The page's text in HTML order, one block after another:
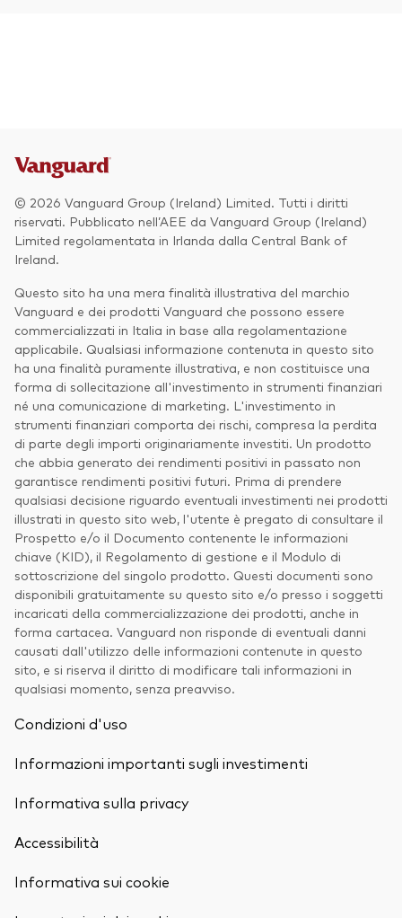
© 2026 Vanguard Group (Ireland) Limited. Tutti i diritti
riservati. Pubblicato nell’AEE da Vanguard Group (Ireland)
Limited regolamentata in Irlanda dalla Central Bank of
Ireland.
Questo sito ha una mera finalità illustrativa del marchio
Vanguard e dei prodotti Vanguard che possono essere
commercializzati in Italia in base alla regolamentazione
applicabile. Qualsiasi informazione contenuta in questo sito
ha una finalità puramente illustrativa, e non costituisce una
forma di sollecitazione all'investimento in strumenti finanziari
né una comunicazione di marketing. L'investimento in
strumenti finanziari comporta dei rischi, compresa la perdita
di parte degli importi originariamente investiti. Un prodotto
che abbia generato dei rendimenti positivi in passato non
garantisce rendimenti positivi futuri. Prima di prendere
qualsiasi decisione riguardo eventuali investimenti nei prodotti
illustrati in questo sito web, l'utente è pregato di consultare il
Prospetto e/o il Documento contenente le informazioni
chiave (KID), il Regolamento di gestione e il Modulo di
sottoscrizione del singolo prodotto. Questi documenti sono
disponibili gratuitamente su questo sito e/o presso i soggetti
incaricati della commercializzazione dei prodotti, anche in
forma cartacea. Vanguard non risponde di eventuali danni
causati dall'utilizzo delle informazioni contenute in questo
sito, e si riserva il diritto di modificare tali informazioni in
qualsiasi momento, senza preavviso.
Condizioni d'uso
Informazioni importanti sugli investimenti
Informativa sulla privacy
Accessibilità
Informativa sui cookie